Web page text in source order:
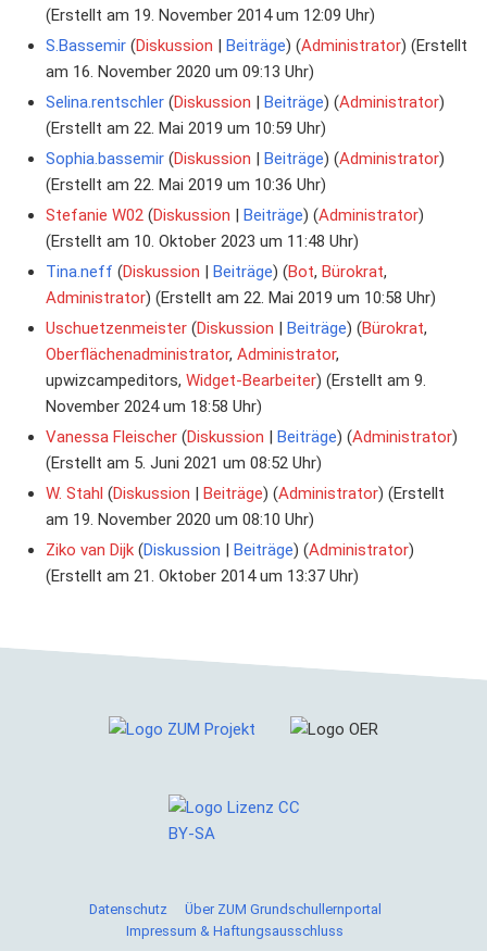
(Erstellt am 19. November 2014 um 12:09 Uhr)
S.Bassemir Diskussion Beiträge ‏‎ (Administrator) (Erstellt
am 16. November 2020 um 09:13 Uhr)
Selina.rentschler Diskussion Beiträge ‏‎ (Administrator)
(Erstellt am 22. Mai 2019 um 10:59 Uhr)
Sophia.bassemir Diskussion Beiträge ‏‎ (Administrator)
(Erstellt am 22. Mai 2019 um 10:36 Uhr)
Stefanie W02 Diskussion Beiträge ‏‎ (Administrator)
(Erstellt am 10. Oktober 2023 um 11:48 Uhr)
Tina.neff Diskussion Beiträge ‏‎ (Bot, Bürokrat,
Administrator) (Erstellt am 22. Mai 2019 um 10:58 Uhr)
Uschuetzenmeister Diskussion Beiträge ‏‎ (Bürokrat,
Oberflächenadministrator, Administrator,
upwizcampeditors, Widget-Bearbeiter) (Erstellt am 9.
November 2024 um 18:58 Uhr)
Vanessa Fleischer Diskussion Beiträge ‏‎ (Administrator)
(Erstellt am 5. Juni 2021 um 08:52 Uhr)
W. Stahl Diskussion Beiträge ‏‎ (Administrator) (Erstellt
am 19. November 2020 um 08:10 Uhr)
Ziko van Dijk Diskussion Beiträge ‏‎ (Administrator)
(Erstellt am 21. Oktober 2014 um 13:37 Uhr)
Grundschullernportal. Durch die Nutzung von ZUM
Grundschullernportal erklärst du dich damit einverstanden,
Datenschutz
Über ZUM Grundschullernportal
Impressum & Haftungsausschluss